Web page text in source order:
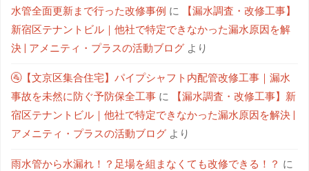
水管全面更新まで行った改修事例 に
【漏水調査・改修工事】
新宿区テナントビル｜他社で特定できなかった漏水原因を解
決 | アメニティ・プラスの活動ブログ より
🚰【文京区集合住宅】パイプシャフト内配管改修工事｜漏水
事故を未然に防ぐ予防保全工事 に
【漏水調査・改修工事】新
宿区テナントビル｜他社で特定できなかった漏水原因を解決 |
アメニティ・プラスの活動ブログ より
雨水管から水漏れ！？足場を組まなくても改修できる！？ に